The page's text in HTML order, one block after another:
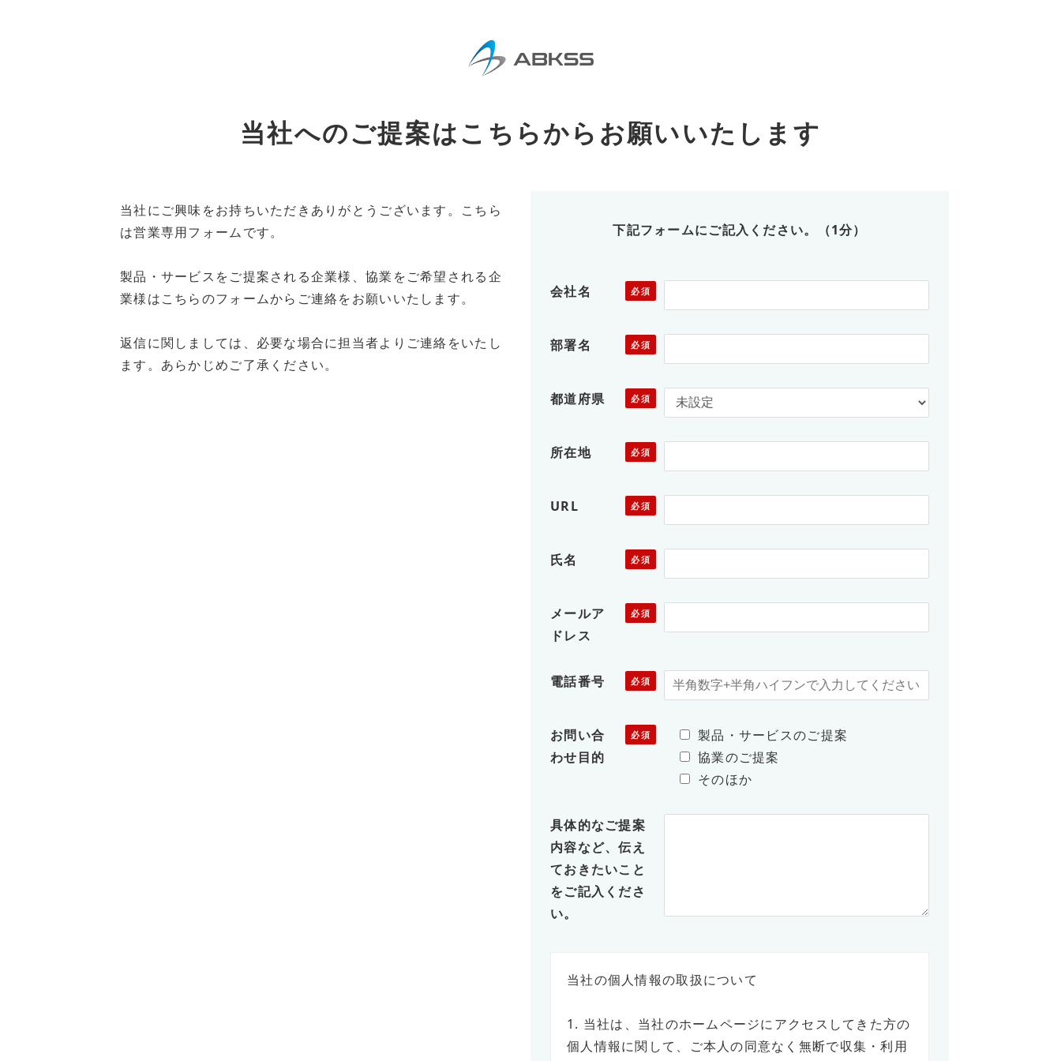
当社へのご提案はこちらからお願いいたします
当社にご興味をお持ちいただきありがとうございます。こちら
は営業専用フォームです。
製品・サービスをご提案される企業様、協業をご希望される企
業様はこちらのフォームからご連絡をお願いいたします。
返信に関しましては、必要な場合に担当者よりご連絡をいたし
ます。あらかじめご了承ください。
下記フォームにご記入ください。（1分）
会社名
部署名
都道府県
所在地
URL
氏名
メールア
ドレス
電話番号
お問い合
わせ目的
製品・サービスのご提案
協業のご提案
そのほか
具体的なご提案
内容など、伝え
ておきたいこと
をご記入くださ
い。
当社の個人情報の取扱について
1. 当社は、当社のホームページにアクセスしてきた方の
個人情報に関して、ご本人の同意なく無断で収集・利用